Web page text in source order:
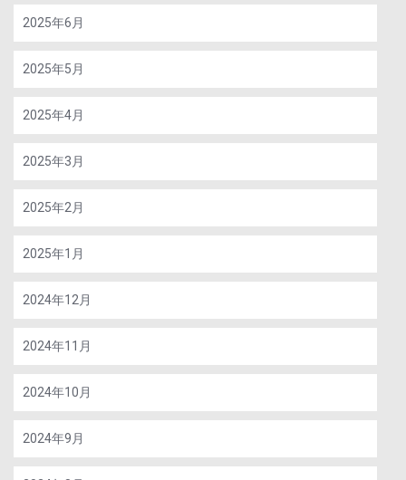
2025年6月
2025年5月
2025年4月
2025年3月
2025年2月
2025年1月
2024年12月
2024年11月
2024年10月
2024年9月